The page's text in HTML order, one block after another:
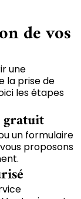
de vos
une
la prise de
les étapes
gratuit
un formulaire
proposons